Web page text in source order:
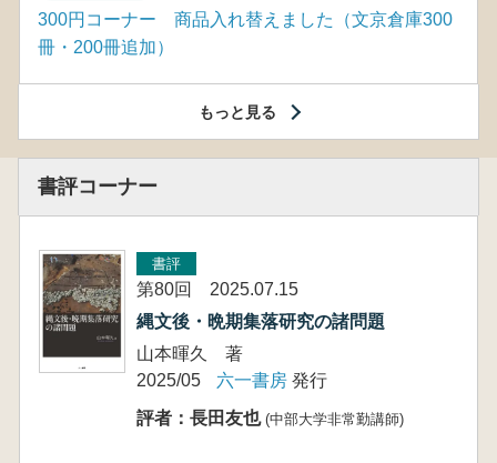
300円コーナー 商品入れ替えました（文京倉庫300
冊・200冊追加）
もっと見る
書評コーナー
書評
第80回 2025.07.15
縄文後・晩期集落研究の諸問題
山本暉久 著
2025/05
六一書房 発行
評者：長田友也 (中部大学非常勤講師)